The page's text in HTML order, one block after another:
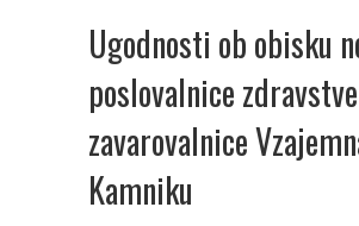
Ugodnosti ob obisku
poslovalnice
zavarovalnice
Kamniku